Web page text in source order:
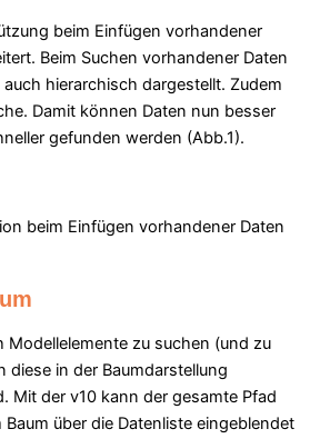
beim Einfügen vorhandener
Beim Suchen vorhandener Daten
hierarchisch dargestellt. Zudem
Damit können Daten nun besser
gefunden werden (Abb.1).
beim Einfügen vorhandener Daten
Modellelemente zu suchen (und zu
diese in der Baumdarstellung
Mit der v10 kann der gesamte Pfad
Baum über die Datenliste eingeblendet